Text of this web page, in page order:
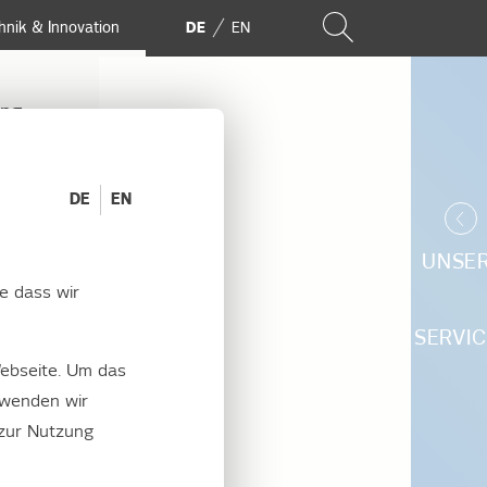
& Innovation DE EN
in
DE EN
dass wir
Um das
wir
Nutzung